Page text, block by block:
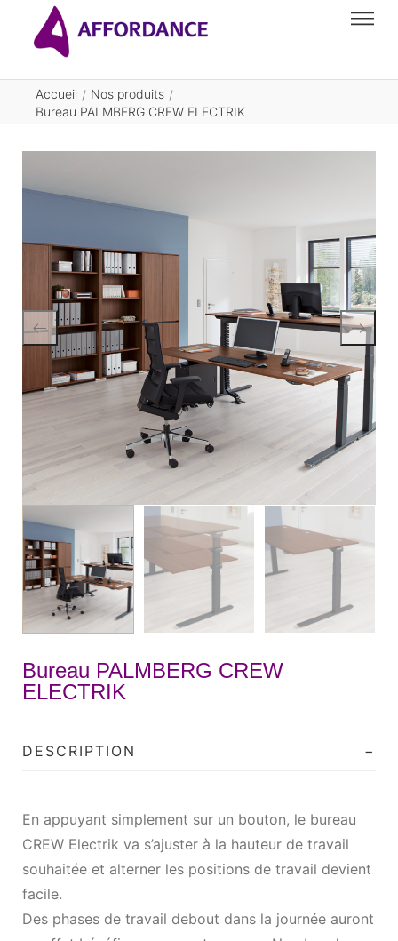
Accueil / Nos produits /
Bureau PALMBERG CREW ELECTRIK
Bureau PALMBERG CREW
ELECTRIK
DESCRIPTION
En appuyant simplement sur un bouton, le bureau
CREW Electrik va s’ajuster à la hauteur de travail
souhaitée et alterner les positions de travail devient
facile.
Des phases de travail debout dans la journée auront